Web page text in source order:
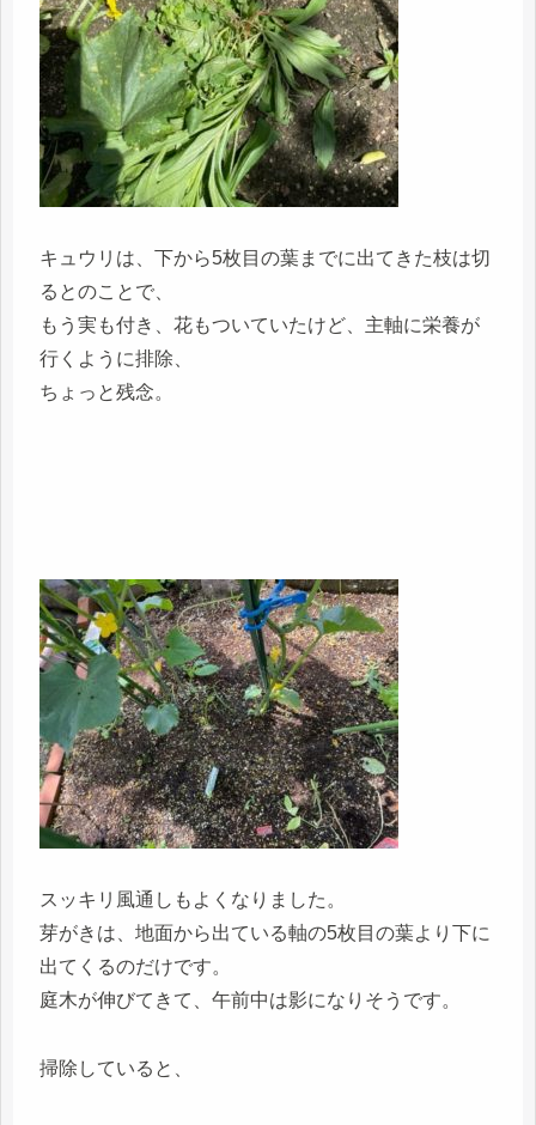
キュウリは、下から5枚目の葉までに出てきた枝は切
るとのことで、
もう実も付き、花もついていたけど、主軸に栄養が
行くように排除、
ちょっと残念。
スッキリ風通しもよくなりました。
芽がきは、地面から出ている軸の5枚目の葉より下に
出てくるのだけです。
庭木が伸びてきて、午前中は影になりそうです。
掃除していると、